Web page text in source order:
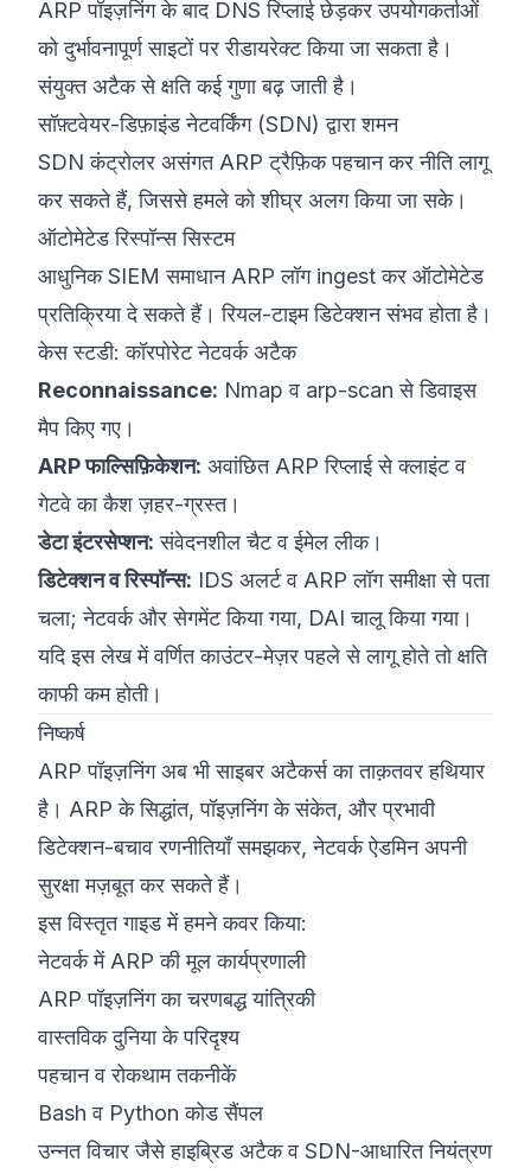
ARP पॉइज़निंग के बाद DNS रिप्लाई छेड़कर उपयोगकर्ताओं
को दुर्भावनापूर्ण साइटों पर रीडायरेक्ट किया जा सकता है।
संयुक्त अटैक से क्षति कई गुणा बढ़ जाती है।
सॉफ़्टवेयर-डिफ़ाइंड नेटवर्किंग (SDN) द्वारा शमन
SDN कंट्रोलर असंगत ARP ट्रैफ़िक पहचान कर नीति लागू
कर सकते हैं, जिससे हमले को शीघ्र अलग किया जा सके।
ऑटोमेटेड रिस्पॉन्स सिस्टम
आधुनिक SIEM समाधान ARP लॉग ingest कर ऑटोमेटेड
प्रतिक्रिया दे सकते हैं। रियल-टाइम डिटेक्शन संभव होता है।
केस स्टडी: कॉरपोरेट नेटवर्क अटैक
Reconnaissance: Nmap व arp-scan से डिवाइस
मैप किए गए।
ARP फाल्सिफ़िकेशन: अवांछित ARP रिप्लाई से क्लाइंट व
गेटवे का कैश ज़हर-ग्रस्त।
डेटा इंटरसेप्शन: संवेदनशील चैट व ईमेल लीक।
डिटेक्शन व रिस्पॉन्स: IDS अलर्ट व ARP लॉग समीक्षा से पता
चला; नेटवर्क और सेगमेंट किया गया, DAI चालू किया गया।
यदि इस लेख में वर्णित काउंटर-मेज़र पहले से लागू होते तो क्षति
काफी कम होती।
निष्कर्ष
ARP पॉइज़निंग अब भी साइबर अटैकर्स का ताक़तवर हथियार
है। ARP के सिद्धांत, पॉइज़निंग के संकेत, और प्रभावी
डिटेक्शन-बचाव रणनीतियाँ समझकर, नेटवर्क ऐडमिन अपनी
सुरक्षा मज़बूत कर सकते हैं।
इस विस्तृत गाइड में हमने कवर किया:
नेटवर्क में ARP की मूल कार्यप्रणाली
ARP पॉइज़निंग का चरणबद्ध यांत्रिकी
वास्तविक दुनिया के परिदृश्य
पहचान व रोकथाम तकनीकें
Bash व Python कोड सैंपल
उन्नत विचार जैसे हाइब्रिड अटैक व SDN-आधारित नियंत्रण